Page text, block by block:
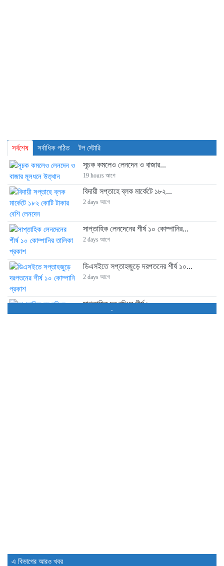
সর্বশেষ সর্বাধিক পঠিত টপ স্টোরি
সূচক কমলেও লেনদেন ও বাজার...
19 hours আগে
বিদায়ী সপ্তাহে ব্লক মার্কেটে ১৮২...
2 days আগে
সাপ্তাহিক লেনদেনের শীর্ষ ১০ কোম্পানির...
2 days আগে
ডিএসইতে সপ্তাহজুড়ে দরপতনের শীর্ষ ১০...
2 days আগে
সাপ্তাহিক দর বৃদ্ধির শীর্ষ ১০...
2 days আগে
.
এ বিভাগের আরও খবর